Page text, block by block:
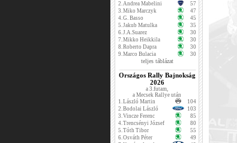
2.Andrea Mabelini
57
3.Miko Marczyk
47
4.G. Basso
45
5.Jakub Matulka
35
6.J.A.Suarez
30
7.Mikko Heikkila
30
8.Roberto Dapra
30
9.Marco Bulacia 30
teljes táblázat
Országos Rally Bajnokság
2026
a 3.futam,
a Mecsek Rallye után
1.László Martin
104
2.Bodolai László
103
3.Vincze Ferenc
85
4.Trencsényi József
80
5.Tóth Tibor
55
6.Osváth Péter
49